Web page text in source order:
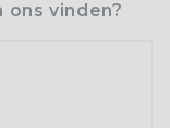
ons vinden?